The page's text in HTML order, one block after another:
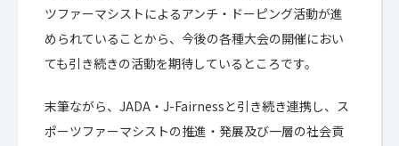
ツファーマシストによるアンチ・ドーピング活動が進
められていることから、今後の各種大会の開催におい
ても引き続きの活動を期待しているところです。
末筆ながら、JADA・J-Fairnessと引き続き連携し、ス
ポーツファーマシストの推進・発展及び一層の社会貢